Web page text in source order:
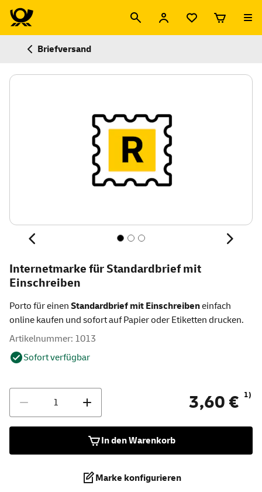
Briefversand
Internetmarke für Standardbrief mit
Einschreiben
Porto für einen Standardbrief mit Einschreibeneinfach
online kaufen und sofort auf Papier oder Etiketten drucken.
Artikelnummer: 1013
Sofort verfügbar
3,60 € 1)
In den Warenkorb
Marke konfigurieren